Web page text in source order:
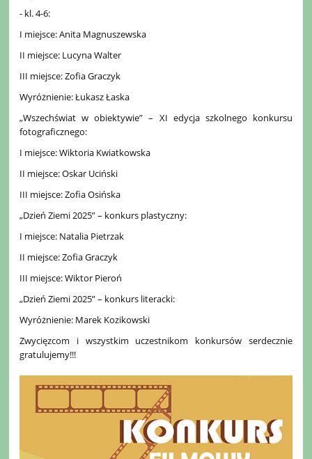
- kl. 4-6:
I miejsce: Anita Magnuszewska
II miejsce: Lucyna Walter
III miejsce: Zofia Graczyk
Wyróżnienie: Łukasz Łaska
„Wszechświat w obiektywie” – XI edycja szkolnego konkursu
fotograficznego:
I miejsce: Wiktoria Kwiatkowska
II miejsce: Oskar Uciński
III miejsce: Zofia Osińska
„Dzień Ziemi 2025” – konkurs plastyczny:
I miejsce: Natalia Pietrzak
II miejsce: Zofia Graczyk
III miejsce: Wiktor Pieroń
„Dzień Ziemi 2025” – konkurs literacki:
Wyróżnienie: Marek Kozikowski
Zwycięzcom i wszystkim uczestnikom konkursów serdecznie
gratulujemy!!!